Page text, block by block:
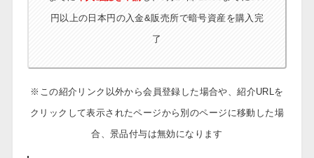
円以上の日本円の入金&販売所で暗号資産を購入完
了
※この紹介リンク以外から会員登録した場合や、紹介URLを
クリックして表示されたページから別のページに移動した場
合、景品付与は無効になります